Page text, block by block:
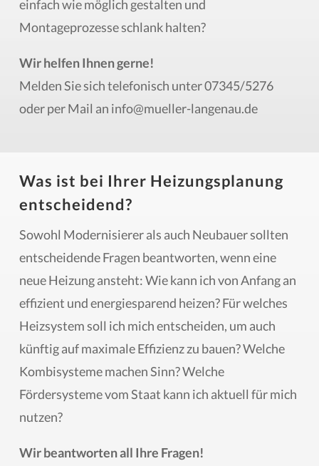
einfach wie möglich gestalten und
Montageprozesse schlank halten?
Wir helfen Ihnen gerne!
Melden Sie sich telefonisch unter 07345/5276
oder per Mail an info@mueller-langenau.de
Was ist bei Ihrer Heizungsplanung
entscheidend?
Sowohl Modernisierer als auch Neubauer sollten
entscheidende Fragen beantworten, wenn eine
neue Heizung ansteht: Wie kann ich von Anfang an
effizient und energiesparend heizen? Für welches
Heizsystem soll ich mich entscheiden, um auch
künftig auf maximale Effizienz zu bauen? Welche
Kombisysteme machen Sinn? Welche
Fördersysteme vom Staat kann ich aktuell für mich
nutzen?
Wir beantworten all Ihre Fragen!